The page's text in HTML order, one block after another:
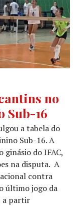
no
Sub-16
a tabela do
Sub-16. A
ginásio do IFAC,
na disputa. A
contra
último jogo da
a partir